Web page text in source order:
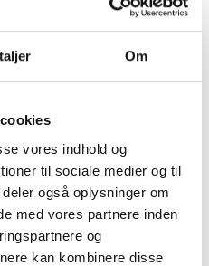
Om
vores indhold og
til sociale medier og til
også oplysninger om
med vores partnere inden
og
kan kombinere disse
med højere
koldstartskrav
>